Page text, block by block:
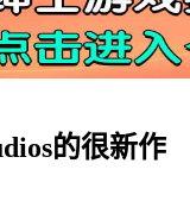
的很新作